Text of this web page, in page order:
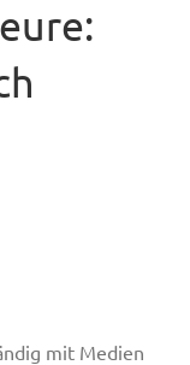
mit Medien